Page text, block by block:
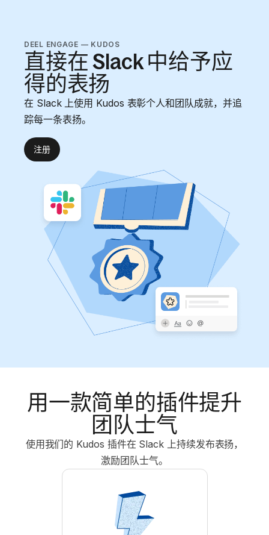
DEEL ENGAGE — KUDOS
直接在 Slack 中给予应
得的表扬
在 Slack 上使用 Kudos 表彰个人和团队成就，并追
踪每一条表扬。
注册
用一款简单的插件提升
团队士气
使用我们的 Kudos 插件在 Slack 上持续发布表扬，
激励团队士气。